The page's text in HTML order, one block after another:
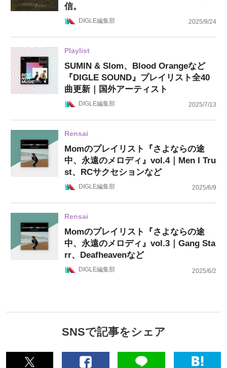
信。
DIGLE編集部 2025/9/24
Playlist
SUMIN & Slom、Blood Orangeなど
『DIGLE SOUND』プレイリスト全40
曲更新｜国外アーティスト
DIGLE編集部 2025/7/13
Rensai
Momのプレイリスト『さよならの途
中、永遠のメロディ』vol.4｜Men I Tru
st、RCサクセションなど
DIGLE編集部 2025/6/9
Rensai
Momのプレイリスト『さよならの途
中、永遠のメロディ』vol.3｜Gang Sta
rr、Deafheavenなど
DIGLE編集部 2025/6/2
SNSで記事をシェア